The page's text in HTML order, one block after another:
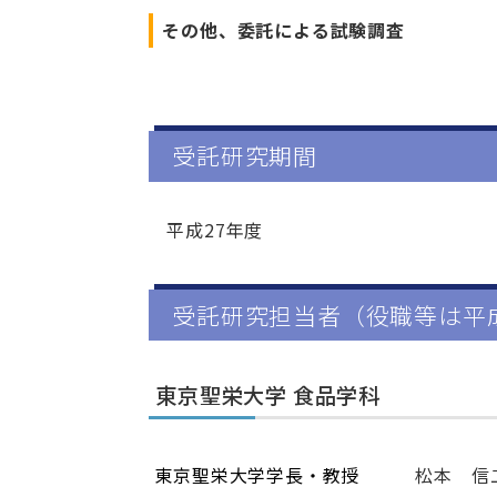
その他、委託による試験調査
受託研究期間
平成27年度
受託研究担当者（役職等は平
東京聖栄大学 食品学科
東京聖栄大学学長・教授
松本 信